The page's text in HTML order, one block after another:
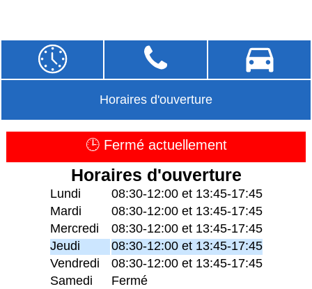
Horaires d'ouverture
🕒 Fermé actuellement
Horaires d'ouverture
Lundi
08:30-12:00 et 13:45-17:45
Mardi
08:30-12:00 et 13:45-17:45
Mercredi
08:30-12:00 et 13:45-17:45
Jeudi
08:30-12:00 et 13:45-17:45
Vendredi
08:30-12:00 et 13:45-17:45
Samedi
Fermé